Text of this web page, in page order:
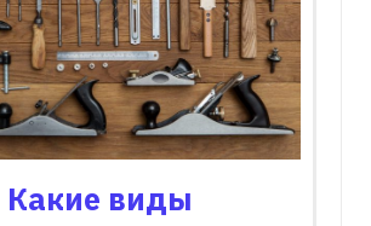
Какие виды